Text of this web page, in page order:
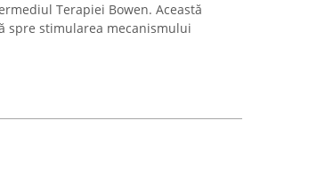
Terapiei Bowen. Această
spre stimularea mecanismului